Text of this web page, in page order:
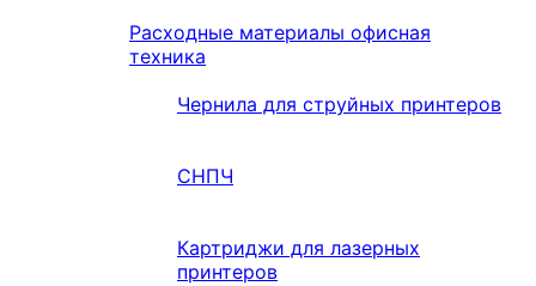
Расходные материалы офисная
техника
Чернила для струйных принтеров
СНПЧ
Картриджи для лазерных
принтеров